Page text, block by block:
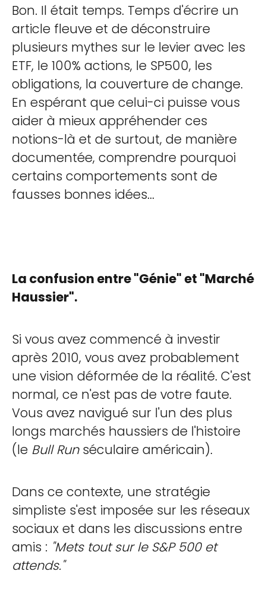
Bon. Il était temps. Temps d'écrire un
article fleuve et de déconstruire
plusieurs mythes sur le levier avec les
ETF, le 100% actions, le SP500, les
obligations, la couverture de change.
En espérant que celui-ci puisse vous
aider à mieux appréhender ces
notions-là et de surtout, de manière
documentée, comprendre pourquoi
certains comportements sont de
fausses bonnes idées...
La confusion entre "Génie" et "Marché
Haussier".
Si vous avez commencé à investir
après 2010, vous avez probablement
une vision déformée de la réalité. C'est
normal, ce n'est pas de votre faute.
Vous avez navigué sur l'un des plus
longs marchés haussiers de l'histoire
(le Bull Runséculaire américain).
Dans ce contexte, une stratégie
simpliste s'est imposée sur les réseaux
sociaux et dans les discussions entre
amis : "Mets tout sur le S&P 500 et
attends."